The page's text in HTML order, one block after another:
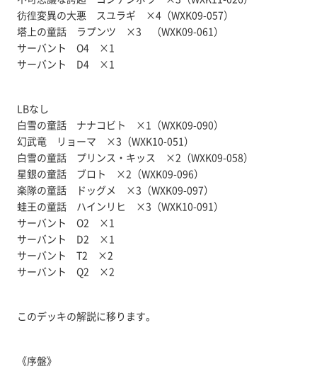
彷徨変異の大悪 スユラギ ×4（WXK09-057）
塔上の童話 ラプンツ ×3 （WXK09-061）
サーバント O4 ×1
サーバント D4 ×1
LBなし
白雪の童話 ナナコビト ×1（WXK09-090）
幻武竜 リョーマ ×3（WXK10-051）
白雪の童話 プリンス・キッス ×2（WXK09-058）
星銀の童話 ブロト ×2（WXK09-096）
楽隊の童話 ドッグメ ×3（WXK09-097）
蛙王の童話 ハインリヒ ×3（WXK10-091）
サーバント O2 ×1
サーバント D2 ×1
サーバント T2 ×2
サーバント Q2 ×2
このデッキの解説に移ります。
《序盤》